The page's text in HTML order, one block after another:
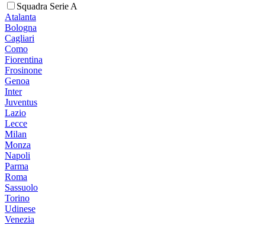
Squadra Serie A
Atalanta
Bologna
Cagliari
Como
Fiorentina
Frosinone
Genoa
Inter
Juventus
Lazio
Lecce
Milan
Monza
Napoli
Parma
Roma
Sassuolo
Torino
Udinese
Venezia